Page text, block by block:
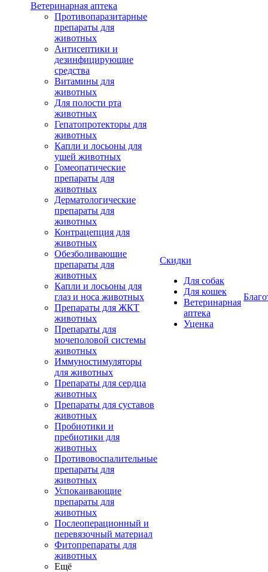
Ветеринарная аптека
Противопаразитарные
препараты для
животных
Антисептики и
дезинфицирующие
средства
Витамины для
животных
Для полости рта
животных
Гепатопротекторы для
животных
Капли и лосьоны для
ушей животных
Гомеопатические
препараты для
животных
Дерматологические
препараты для
животных
Контрацепция для
животных
Обезболивающие
препараты для
животных
Капли и лосьоны для
глаз и носа животных
Препараты для ЖКТ
животных
Препараты для
мочеполовой системы
животных
Иммуностимуляторы
для животных
Препараты для сердца
животных
Препараты для суставов
животных
Пробиотики и
пребиотики для
животных
Противовоспалительные
препараты для
животных
Успокаивающие
препараты для
животных
Послеоперационный и
перевязочный материал
Фитопрепараты для
животных
Ещё
Скидки
Для собак
Для кошек
Ветеринарная
аптека
Уценка